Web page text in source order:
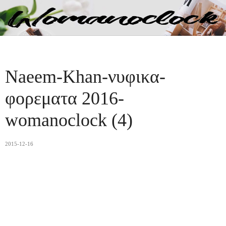
Naeem-Khan-νυφικα-
φορεματα 2016-
womanoclock (4)
2015-12-16